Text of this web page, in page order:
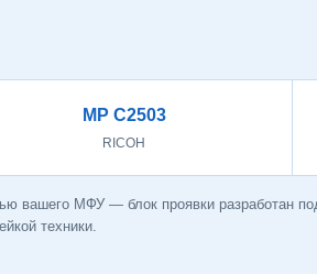
MP C2503
RICOH
вашего МФУ — блок проявки разработан
техники.